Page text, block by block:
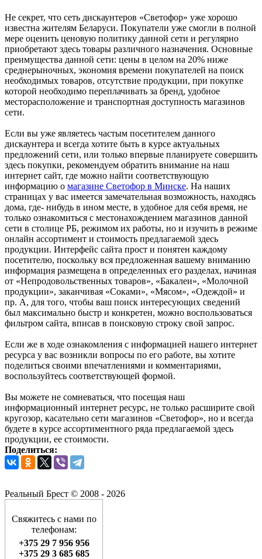
Не секрет, что сеть дискаунтеров «Светофор» уже хорошо
известна жителям Беларуси. Покупатели уже смогли в полной
мере оценить ценовую политику данной сети и регулярно
приобретают здесь товары различного назначения. Основные
преимущества данной сети: цены в целом на 20% ниже
среднерыночных, экономия времени покупателей на поиск
необходимых товаров, отсутствие продукции, при покупке
которой необходимо переплачивать за бренд, удобное
месторасположение и транспортная доступность магазинов
сети.
Если вы уже являетесь частым посетителем данного
дискаунтера и всегда хотите быть в курсе актуальных
предложений сети, или только впервые планируете совершить
здесь покупки, рекомендуем обратить внимание на наш
интернет сайт, где можно найти соответствующую
информацию о магазине Светофор в Минске. На наших
страницах у вас имеется замечательная возможность, находясь
дома, где- нибудь в ином месте, в удобное для себя время, не
только ознакомиться с местонахождением магазинов данной
сети в столице РБ, режимом их работы, но и изучить в режиме
онлайн ассортимент и стоимость предлагаемой здесь
продукции. Интерфейс сайта прост и понятен каждому
посетителю, поскольку вся предложенная вашему вниманию
информация размещена в определенных его разделах, начиная
от «Непродовольственных товаров», «Бакалеи», «Молочной
продукции», заканчивая «Соками», «Мясом», «Одеждой» и
пр. А, для того, чтобы ваш поиск интересующих сведений
был максимально быстр и конкретен, можно воспользоваться
фильтром сайта, вписав в поисковую строку свой запрос.
Если же в ходе ознакомления с информацией нашего интернет
ресурса у вас возникли вопросы по его работе, вы хотите
поделиться своими впечатлениями и комментариями,
воспользуйтесь соответствующей формой.
Вы можете не сомневаться, что посещая наш
информационный интернет ресурс, не только расширите свой
кругозор, касательно сети магазинов «Светофор», но и всегда
будете в курсе ассортиментного ряда предлагаемой здесь
продукции, ее стоимости.
Поделиться:
Реальный Брест © 2008 - 2026
Свяжитесь с нами по
телефонам:
+375 29 7 956 956
+375 29 3 685 685